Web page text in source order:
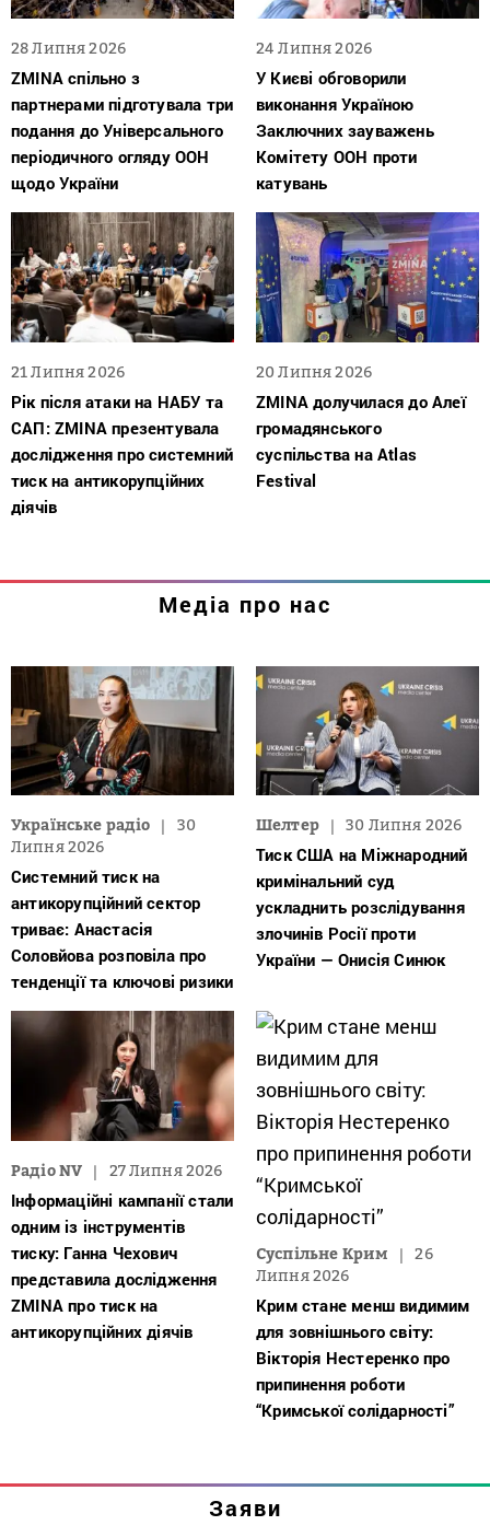
28 Липня 2026
ZMINA спільно з
партнерами підготувала три
подання до Універсального
періодичного огляду ООН
щодо України
24 Липня 2026
У Києві обговорили
виконання Україною
Заключних зауважень
Комітету ООН проти
катувань
21 Липня 2026
Рік після атаки на НАБУ та
САП: ZMINA презентувала
дослідження про системний
тиск на антикорупційних
діячів
20 Липня 2026
ZMINA долучилася до Алеї
громадянського
суспільства на Atlas
Festival
Медіа про нас
Українське радіо
30
Липня 2026
Системний тиск на
антикорупційний сектор
триває: Анастасія
Соловйова розповіла про
тенденції та ключові ризики
Шелтер 30 Липня 2026
Тиск США на Міжнародний
кримінальний суд
ускладнить розслідування
злочинів Росії проти
України — Онисія Синюк
Радіо NV 27 Липня 2026
Інформаційні кампанії стали
одним із інструментів
тиску: Ганна Чехович
представила дослідження
ZMINA про тиск на
антикорупційних діячів
Суспільне Крим
26
Липня 2026
Крим стане менш видимим
для зовнішнього світу:
Вікторія Нестеренко про
припинення роботи
“Кримської солідарності”
Заяви